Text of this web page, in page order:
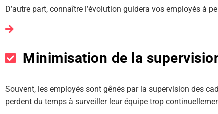
D’autre part, connaître l’évolution guidera vos employés à
Minimisation de la
Souvent, les employés sont gênés par la supervision des
perdent du temps à surveiller leur équipe trop